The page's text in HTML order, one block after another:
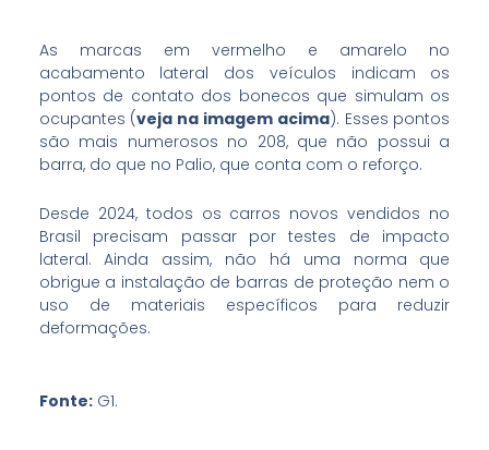
As marcas em vermelho e amarelo no
acabamento lateral dos veículos indicam os
pontos de contato dos bonecos que simulam os
ocupantes (veja na imagem acima). Esses pontos
são mais numerosos no 208, que não possui a
barra, do que no Palio, que conta com o reforço.
Desde 2024, todos os carros novos vendidos no
Brasil precisam passar por testes de impacto
lateral. Ainda assim, não há uma norma que
obrigue a instalação de barras de proteção nem o
uso de materiais específicos para reduzir
deformações.
Fonte:G1.